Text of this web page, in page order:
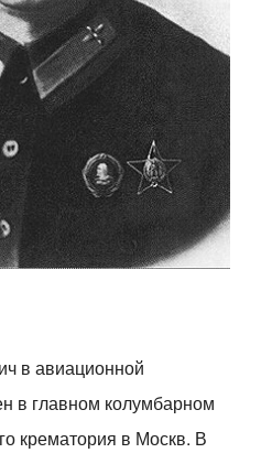
в авиационной
в главном колумбарном
крематория в Москв. В